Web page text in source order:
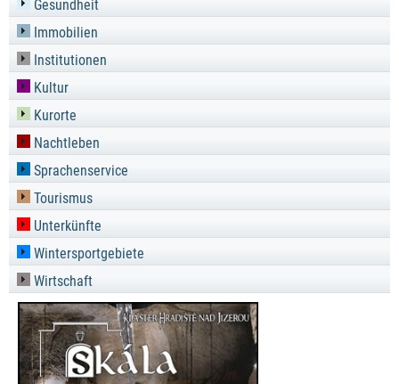
Gesundheit
Immobilien
Institutionen
Kultur
Kurorte
Nachtleben
Sprachenservice
Tourismus
Unterkünfte
Wintersportgebiete
Wirtschaft